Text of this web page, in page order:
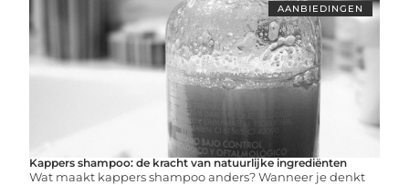
AANBIEDINGEN
Kappers shampoo: de kracht van natuurlijke ingrediënten
Wat maakt kappers shampoo anders? Wanneer je denkt